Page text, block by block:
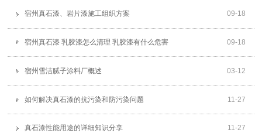
09-18
宿州真石漆、岩片漆施工组织方案
09-18
宿州真石漆 乳胶漆怎么清理 乳胶漆有什么危害
03-12
宿州雪洁腻子涂料厂概述
11-27
如何解决真石漆的抗污染和防污染问题
11-27
真石漆性能用途的详细知识分享